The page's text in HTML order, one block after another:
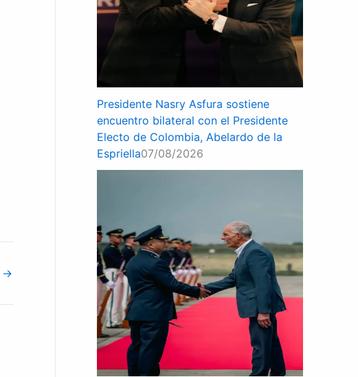
→
Presidente Nasry Asfura sostiene
encuentro bilateral con el Presidente
Electo de Colombia, Abelardo de la
Espriella07/08/2026